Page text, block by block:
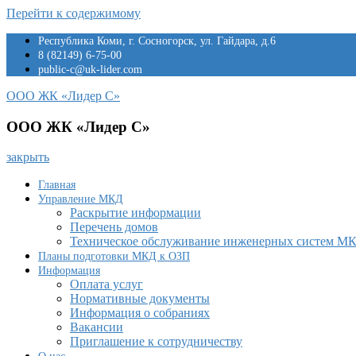
Перейти к содержимому
Республика Коми, г. Сосногорск, ул. Гайдара, д.6
8 (82149) 6-75-00
public-c@uk-lider.com
ООО ЖК «Лидер С»
ООО ЖК «Лидер С»
закрыть
Главная
Управление МКД
Раскрытие информации
Перечень домов
Техническое обслуживание инженерных систем
Планы подготовки МКД к ОЗП
Информация
Оплата услуг
Нормативные документы
Информация о собраниях
Вакансии
Приглашение к сотрудничеству